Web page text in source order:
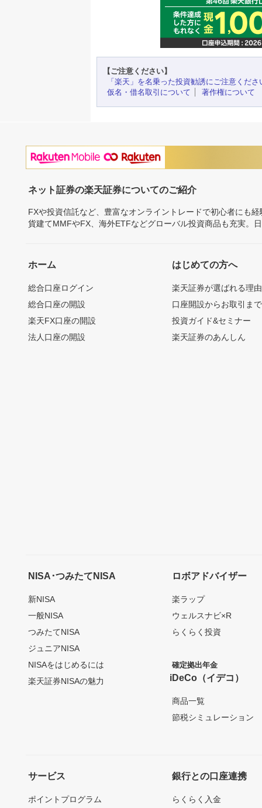
【ご注意ください】
「楽天」を名乗った投資勧誘にご注意くださ
仮名・借名取引について
著作権について
ネット証券の楽天証券についてのご紹介
FXや投資信託など、豊富なオンライントレードで初心者にも
貨建てMMFやFX、海外ETFなどグローバル投資商品も充実。
ホーム
総合口座ログイン
総合口座の開設
楽天FX口座の開設
法人口座の開設
はじめての方へ
楽天証券が選ばれる理由
口座開設からお取引ま
投資ガイド&セミナー
楽天証券のあんしん
NISA･つみたてNISA
新NISA
一般NISA
つみたてNISA
ジュニアNISA
NISAをはじめるには
楽天証券NISAの魅力
ロボアドバイザー
楽ラップ
ウェルスナビ×R
らくらく投資
確定拠出年金
iDeCo（イデコ）
商品一覧
節税シミュレーション
サービス
ポイントプログラム
銀行との口座連携
らくらく入金